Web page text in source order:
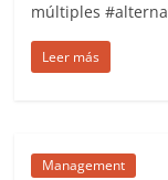
múltiples
Leer más
Management